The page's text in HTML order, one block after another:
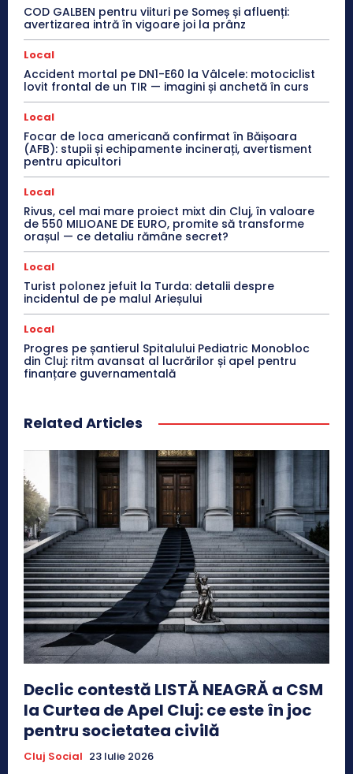
COD GALBEN pentru viituri pe Someș și afluenți:
avertizarea intră în vigoare joi la prânz
Local
Accident mortal pe DN1-E60 la Vâlcele: motociclist
lovit frontal de un TIR — imagini și anchetă în curs
Local
Focar de loca americană confirmat în Băișoara
(AFB): stupii și echipamente incinerați, avertisment
pentru apicultori
Local
Rivus, cel mai mare proiect mixt din Cluj, în valoare
de 550 MILIOANE DE EURO, promite să transforme
orașul — ce detaliu rămâne secret?
Local
Turist polonez jefuit la Turda: detalii despre
incidentul de pe malul Arieșului
Local
Progres pe șantierul Spitalului Pediatric Monobloc
din Cluj: ritm avansat al lucrărilor și apel pentru
finanțare guvernamentală
Related Articles
Declic contestă LISTĂ NEAGRĂ a CSM
la Curtea de Apel Cluj: ce este în joc
pentru societatea civilă
Cluj Social 23 Iulie 2026